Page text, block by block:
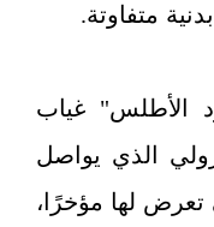
متفاوتة.
الأطلس" غياب
الذي يواصل
تعرض لها مؤخرًا،